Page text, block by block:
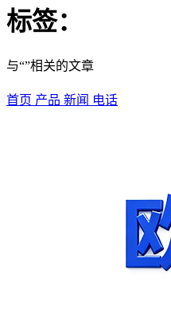
标签：
与“”相关的文章
首页 产品 新闻 电话